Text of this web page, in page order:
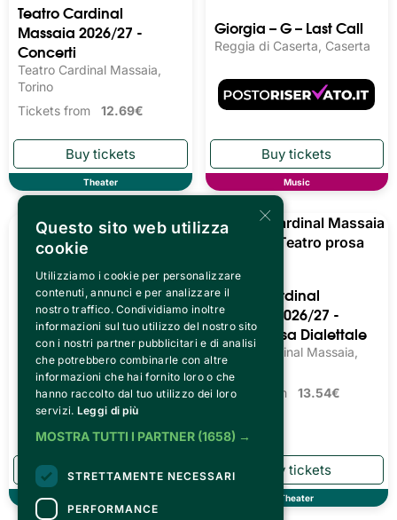
Teatro Cardinal
Massaia 2026/27 -
Concerti
Teatro Cardinal Massaia,
Torino
Tickets from 12.69€
Theater
Giorgia – G – Last Call
Reggia di Caserta, Caserta
Music
Teatro Cardinal
Massaia 2026/27 -
Teatro Prosa
Teatro Cardinal Massaia,
Torino
Teatro Cardinal
Massaia 2026/27 -
Teatro Prosa Dialettale
Teatro Cardinal Massaia,
Torino
Theater
×
Questo sito web utilizza
cookie
Utilizziamo i cookie per personalizzare
contenuti, annunci e per analizzare il
nostro traffico. Condividiamo inoltre
informazioni sul tuo utilizzo del nostro sito
con i nostri partner pubblicitari e di analisi
che potrebbero combinarle con altre
informazioni che hai fornito loro o che
hanno raccolto dal tuo utilizzo dei loro
servizi. Leggi di più
MOSTRA TUTTI I PARTNER (1658) →
STRETTAMENTE NECESSARI
PERFORMANCE